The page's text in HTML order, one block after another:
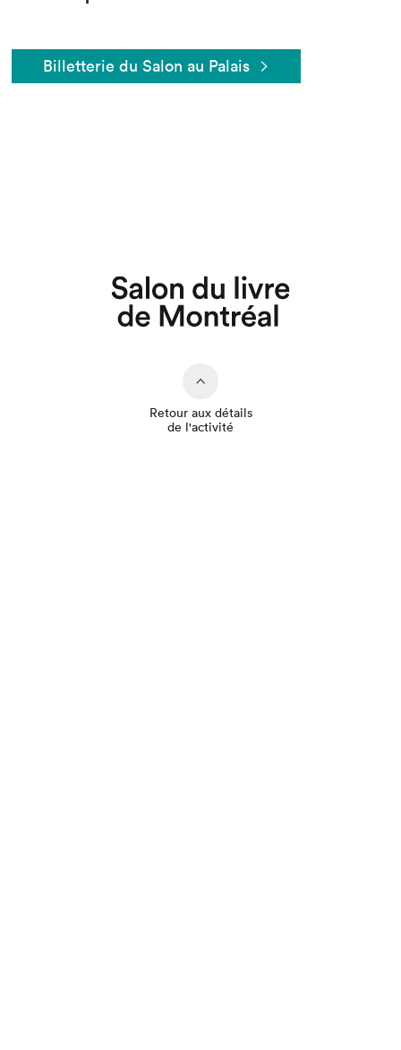
Billetterie du Salon au Palais
Retour aux détails
de l'activité